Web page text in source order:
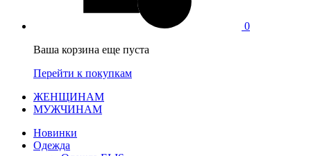
0
Ваша корзина еще пуста
Перейти к покупкам
ЖЕНЩИНАМ
МУЖЧИНАМ
Новинки
Одежда